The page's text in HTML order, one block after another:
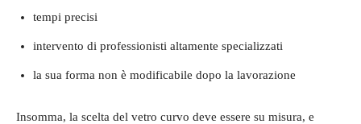
tempi precisi
intervento di professionisti altamente specializzati
la sua forma non è modificabile dopo la lavorazione
Insomma, la scelta del vetro curvo deve essere su misura, e